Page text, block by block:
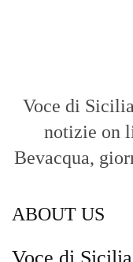
Voce di
notizie on
Bevacqua,
ABOUT US